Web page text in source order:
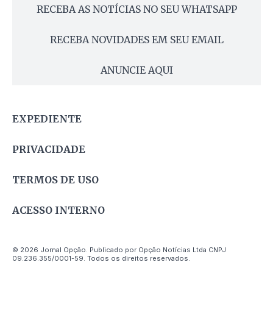
RECEBA AS NOTÍCIAS NO SEU WHATSAPP
RECEBA NOVIDADES EM SEU EMAIL
ANUNCIE AQUI
EXPEDIENTE
PRIVACIDADE
TERMOS DE USO
ACESSO INTERNO
© 2026 Jornal Opção. Publicado por Opção Notícias Ltda CNPJ
09.236.355/0001-59. Todos os direitos reservados.